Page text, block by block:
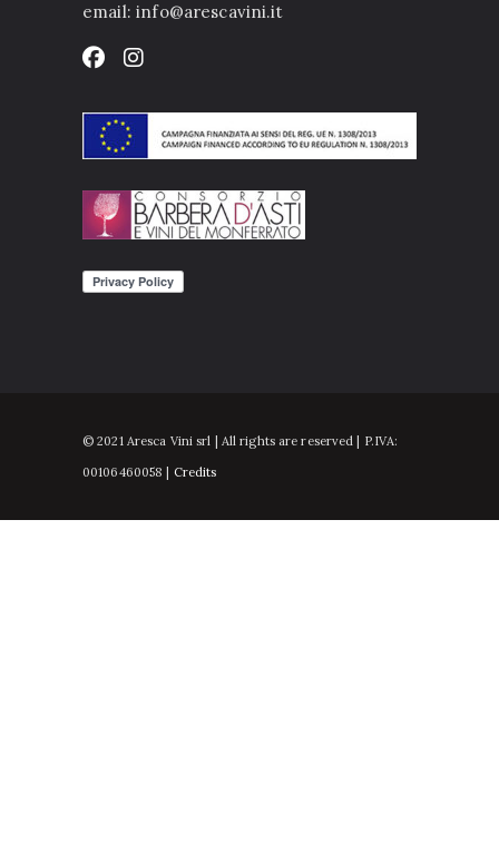
email: info@arescavini.it
© 2021 Aresca Vini srl | All rights are reserved | P.IVA:
00106460058 | Credits